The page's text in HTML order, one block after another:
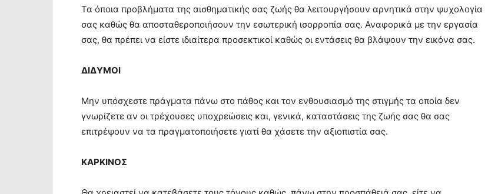
Τα όποια προβλήματα της αισθηματικής σας ζωής θα λειτουργήσουν αρνητικά στην ψυχολογία
σας καθώς θα αποσταθεροποιήσουν την εσωτερική ισορροπία σας. Αναφορικά με την εργασία
σας, θα πρέπει να είστε ιδιαίτερα προσεκτικοί καθώς οι εντάσεις θα βλάψουν την εικόνα σας.
ΔΙΔΥΜΟΙ
Μην υπόσχεστε πράγματα πάνω στο πάθος και τον ενθουσιασμό της στιγμής τα οποία δεν
γνωρίζετε αν οι τρέχουσες υποχρεώσεις και, γενικά, καταστάσεις της ζωής σας θα σας
επιτρέψουν να τα πραγματοποιήσετε γιατί θα χάσετε την αξιοπιστία σας.
ΚΑΡΚΙΝΟΣ